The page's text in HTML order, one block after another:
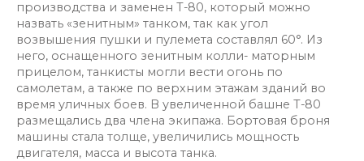
производства и заменен Т-80, который можно
назвать «зенитным» танком, так как угол
возвышения пушки и пулемета составлял 60°. Из
него, оснащенного зенитным колли- маторным
прицелом, танкисты могли вести огонь по
самолетам, а также по верхним этажам зданий во
время уличных боев. В увеличенной башне Т-80
размещались два члена экипажа. Бортовая броня
машины стала толще, увеличились мощность
двигателя, масса и высота танка.